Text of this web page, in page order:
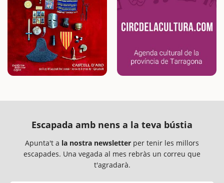
Escapada amb nens a la teva bústia
Apunta't a la nostra newsletter per tenir les millors
escapades. Una vegada al mes rebràs un correu que
t'agradarà.